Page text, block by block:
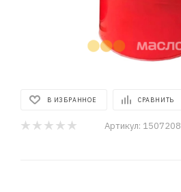
В ИЗБРАННОЕ СРАВНИТЬ
Артикул: 1507208